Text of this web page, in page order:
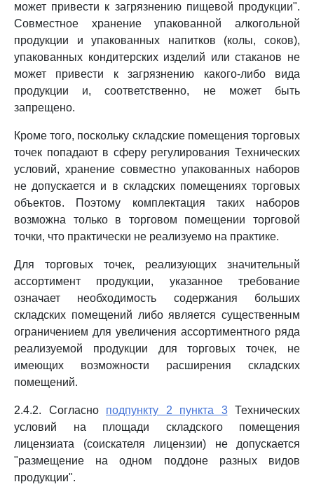
может привести к загрязнению пищевой продукции".
Совместное хранение упакованной алкогольной
продукции и упакованных напитков (колы, соков),
упакованных кондитерских изделий или стаканов не
может привести к загрязнению какого-либо вида
продукции и, соответственно, не может быть
запрещено.
Кроме того, поскольку складские помещения торговых
точек попадают в сферу регулирования Технических
условий, хранение совместно упакованных наборов
не допускается и в складских помещениях торговых
объектов. Поэтому комплектация таких наборов
возможна только в торговом помещении торговой
точки, что практически не реализуемо на практике.
Для торговых точек, реализующих значительный
ассортимент продукции, указанное требование
означает необходимость содержания больших
складских помещений либо является существенным
ограничением для увеличения ассортиментного ряда
реализуемой продукции для торговых точек, не
имеющих возможности расширения складских
помещений.
2.4.2. Согласно подпункту 2 пункта 3Технических
условий на площади складского помещения
лицензиата (соискателя лицензии) не допускается
"размещение на одном поддоне разных видов
продукции".